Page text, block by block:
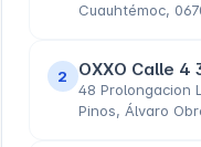
Cuauhtémoc,
2 OXXO Calle 4
48 Prolongacion
Pinos, Álvaro